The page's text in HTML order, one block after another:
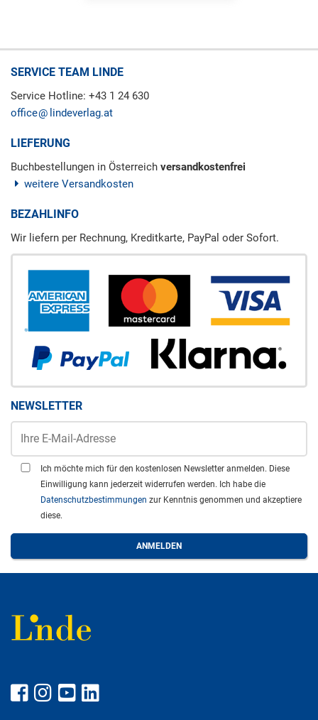
SERVICE TEAM LINDE
Service Hotline: +43 1 24 630
office
lindeverlag.at
LIEFERUNG
Buchbestellungen in Österreich versandkostenfrei
weitere Versandkosten
BEZAHLINFO
Wir liefern per Rechnung, Kreditkarte, PayPal oder Sofort.
NEWSLETTER
Ich möchte mich für den kostenlosen Newsletter anmelden. Diese
Einwilligung kann jederzeit widerrufen werden. Ich habe die
Datenschutzbestimmungen zur Kenntnis genommen und akzeptiere
diese.